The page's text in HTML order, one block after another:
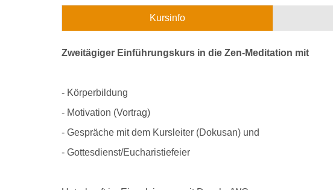
Kursinfo
Zweitägiger Einführungskurs in die Zen-Meditation mit
- Körperbildung
- Motivation (Vortrag)
- Gespräche mit dem Kursleiter (Dokusan) und
- Gottesdienst/Eucharistiefeier